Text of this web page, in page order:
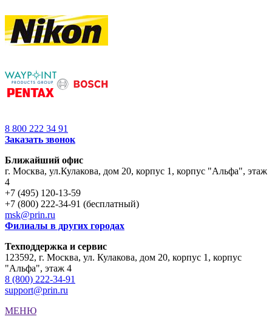
8 800 222 34 91
Заказать звонок
Ближайший офис
г. Москва, ул.Кулакова, дом 20, корпус 1, корпус "Альфа", этаж
4
+7 (495) 120-13-59
+7 (800) 222-34-91 (бесплатный)
msk@prin.ru
Филиалы в других городах
Техподдержка и сервис
123592, г. Москва, ул. Кулакова, дом 20, корпус 1, корпус
"Альфа", этаж 4
8 (800) 222-34-91
support@prin.ru
МЕНЮ